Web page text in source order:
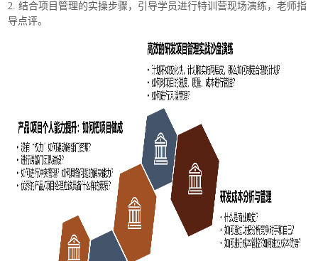
2. 结合项目管理的实操步骤，引导学员进行特训营现场演练，老师指
导点评。